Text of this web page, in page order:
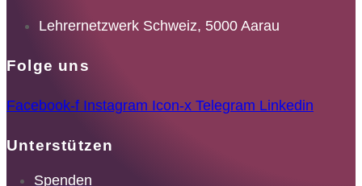
Lehrernetzwerk Schweiz, 5000 Aarau
Folge uns
Facebook-f Instagram Icon-x Telegram Linkedin
Unterstützen
Spenden